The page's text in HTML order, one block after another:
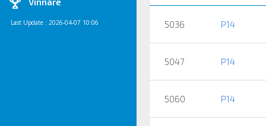
Last Update : 2026-04-07 10:06 5036 P14
5047 P14
5060 P14